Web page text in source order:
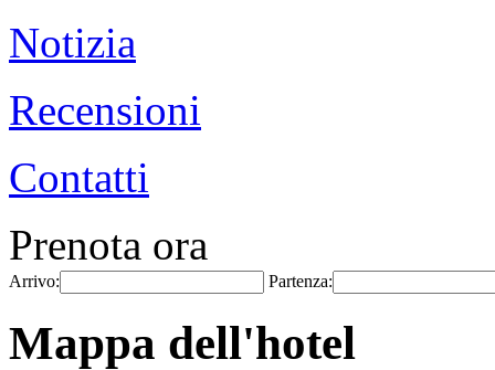
Notizia
Recensioni
Contatti
Prenota ora
Arrivo: Partenza:
Mappa dell'hotel